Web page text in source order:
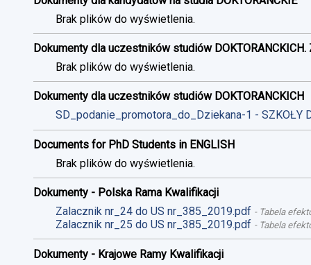
Brak plików do wyświetlenia.
Dokumenty dla uczestników studiów
Brak plików do wyświetlenia.
Dokumenty dla uczestników studiów DOKTORANCKICH
SD_podanie_promotora_do_Dziekana-1 - SZKOŁY
Documents for PhD Students in ENGLISH
Brak plików do wyświetlenia.
Dokumenty - Polska Rama Kwalifikacji
Zalacznik nr_24 do US nr_385_2019.pdf - Tabela
Zalacznik nr_25 do US nr_385_2019.pdf - Tabela
Dokumenty - Krajowe Ramy Kwalifikacji